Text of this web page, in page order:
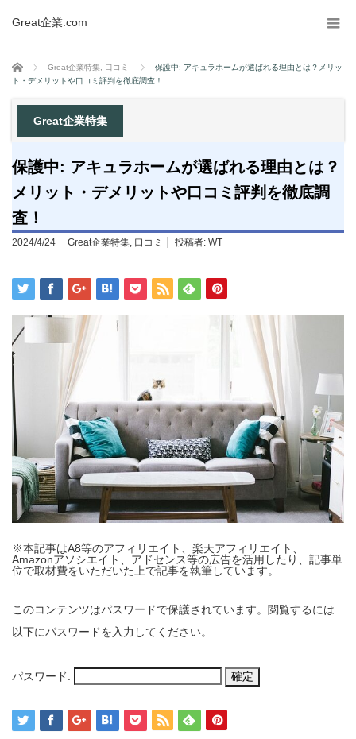
Great企業.com
ホーム Great企業特集 口コミ
保護中: アキュラホームが選ばれる理由とは？メリッ
ト・デメリットや口コミ評判を徹底調査！
Great企業特集
保護中: アキュラホームが選ばれる理由とは？
メリット・デメリットや口コミ評判を徹底調
査！
2024/4/24 Great企業特集, 口コミ 投稿者: WT
※本記事はA8等のアフィリエイト、楽天アフィリエイト、
Amazonアソシエイト、アドセンス等の広告を活用したり、記事単
位で取材費をいただいた上で記事を執筆しています。
このコンテンツはパスワードで保護されています。閲覧するには
以下にパスワードを入力してください。
パスワード: